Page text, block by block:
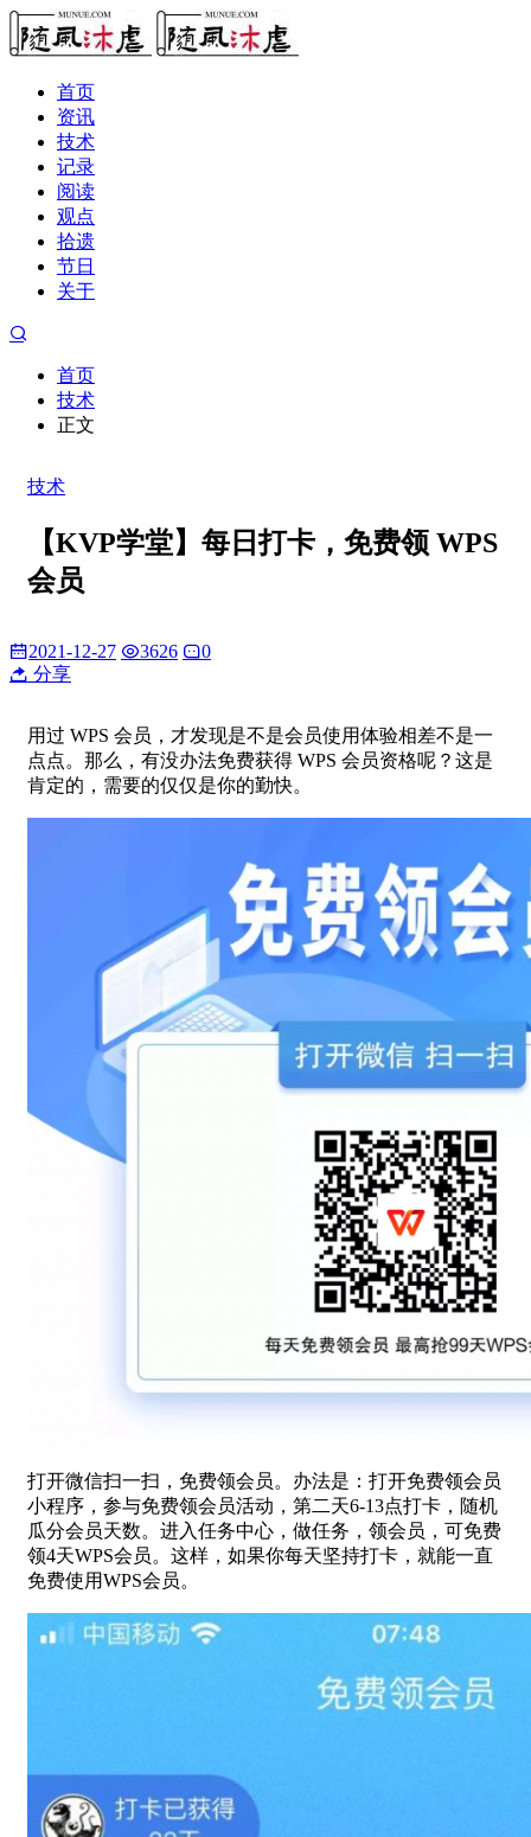
首页
资讯
技术
记录
阅读
观点
拾遗
节日
关于
首页
技术
正文
技术
【KVP学堂】每日打卡，免费领 WPS
会员
2021-12-27 3626
0
分享
用过 WPS 会员，才发现是不是会员使用体验相差不是一
点点。那么，有没办法免费获得 WPS 会员资格呢？这是
肯定的，需要的仅仅是你的勤快。
打开微信扫一扫，免费领会员。办法是：打开免费领会员
小程序，参与免费领会员活动，第二天6-13点打卡，随机
瓜分会员天数。进入任务中心，做任务，领会员，可免费
领4天WPS会员。这样，如果你每天坚持打卡，就能一直
免费使用WPS会员。